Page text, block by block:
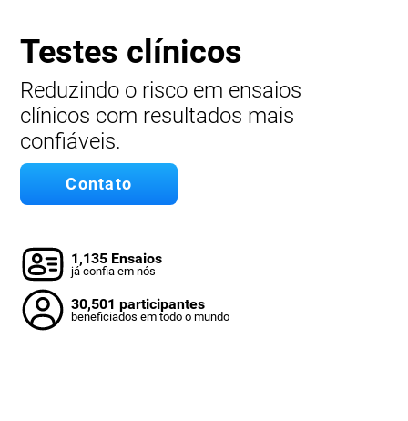
Testes clínicos
Reduzindo o risco em ensaios
clínicos com resultados mais
confiáveis.
Contato
1,135 Ensaios
já confia em nós
30,501 participantes
beneficiados em todo o mundo